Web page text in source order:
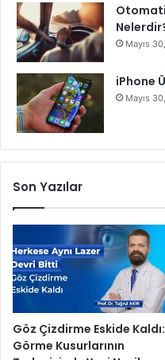
Mayıs
iPhone
Mayıs
Son Yazılar
Göz Çizdirme Eskide Kaldı:
Görme Kusurlarının